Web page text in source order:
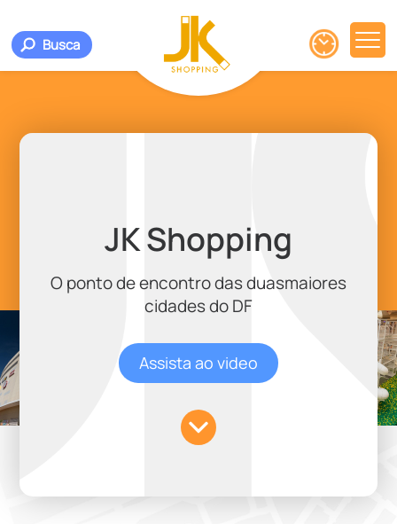
Busca
JK Shopping
O ponto de encontro das duasmaiores
cidades do DF
Assista ao video